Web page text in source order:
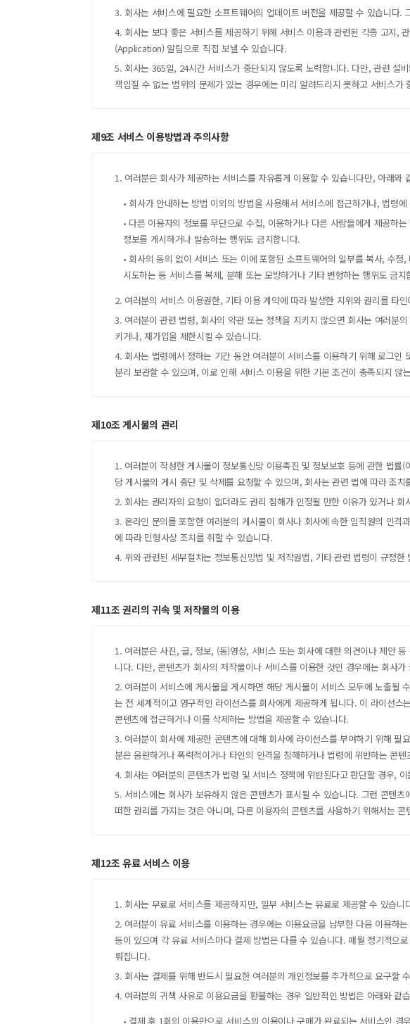
3. 회사는 서비스에 필요한 소프트웨어의 업데이트 버전을 제공할 수 있습니다
4. 회사는 보다 좋은 서비스를 제공하기 위해 서비스 이용과 관련된 각종 고지,
(Application) 알림으로 직접 보낼 수 있습니다.
5. 회사는 365일, 24시간 서비스가 중단되지 않도록 노력합니다. 다만, 관련 설
책임질 수 없는 범위의 문제가 있는 경우에는 미리 알려드리지 못하고 서비스가
제9조 서비스 이용방법과 주의사항
1. 여러분은 회사가 제공하는 서비스를 자유롭게 이용할 수 있습니다만, 아래와
• 회사가 안내하는 방법 이외의 방법을 사용해서 서비스에 접근하거나, 법령
• 다른 이용자의 정보를 무단으로 수집, 이용하거나 다른 사람들에게 제공하
정보를 게시하거나 발송하는 행위도 금지합니다.
• 회사의 동의 없이 서비스 또는 이에 포함된 소프트웨어의 일부를 복사, 수
시도하는 등 서비스를 복제, 분해 또는 모방하거나 기타 변형하는 행위도 금지
2. 여러분의 서비스 이용권한, 기타 이용 계약에 따라 발생한 지위와 권리를 타
3. 여러분이 관련 법령, 회사의 약관 또는 정책을 지키지 않으면 회사는 여러분
키거나, 재가입을 제한시킬 수 있습니다.
4. 회사는 법령에서 정하는 기간 동안 여러분이 서비스를 이용하기 위해 로그
분리 보관할 수 있으며, 이로 인해 서비스 이용을 위한 기본 조건이 충족되지 않
제10조 게시물의 관리
1. 여러분이 작성한 게시물이 정보통신망 이용촉진 및 정보보호 등에 관한 법률
당 게시물의 게시 중단 및 삭제를 요청할 수 있으며, 회사는 관련 법에 따라 조치
2. 회사는 권리자의 요청이 없더라도 권리 침해가 인정될 만한 이유가 있거나
3. 온라인 문의를 포함한 여러분의 게시물이 회사나 회사에 속한 임직원의 인
에 따라 민형사상 조치를 취할 수 있습니다.
4. 위와 관련된 세부절차는 정보통신망법 및 저작권법, 기타 관련 법령이 규정
제11조 권리의 귀속 및 저작물의 이용
1. 여러분은 사진, 글, 정보, (동)영상, 서비스 또는 회사에 대한 의견이나 제안
니다. 다만, 콘텐츠가 회사의 저작물이나 서비스를 이용한 것인 경우에는 회사가
2. 여러분이 서비스에 게시물을 게시하면 해당 게시물이 서비스 모두에 노출
는 전 세계적이고 영구적인 라이선스를 회사에게 제공하게 됩니다. 이 라이선
콘텐츠에 접근하거나 이를 삭제하는 방법을 제공할 수 있습니다.
3. 여러분이 회사에 제공한 콘텐츠에 대해 회사에 라이선스를 부여하기 위해
분은 음란하거나 폭력적이거나 타인의 인격을 침해하거나 법령에 위반하는 콘
4. 회사는 여러분의 콘텐츠가 법령 및 서비스 정책에 위반된다고 판단할 경우,
5. 서비스에는 회사가 보유하지 않은 콘텐츠가 표시될 수 있습니다. 그런 콘텐
떠한 권리를 가지는 것은 아니며, 다른 이용자의 콘텐츠를 사용하기 위해서는
제12조 유료 서비스 이용
1. 회사는 무료로 서비스를 제공하지만, 일부 서비스는 유료로 제공할 수 있습니
2. 여러분이 유료 서비스를 이용하는 경우에는 이용요금을 납부한 다음 이용하
등이 있으며 각 유료 서비스마다 결제 방법은 다를 수 있습니다. 매월 정기적으
뤄집니다.
3. 회사는 결제를 위해 반드시 필요한 여러분의 개인정보를 추가적으로 요구할
4. 여러분의 귀책 사유로 이용요금을 환불하는 경우 일반적인 방법은 아래와
• 결제 후 1회의 이용만으로 서비스의 이용이나 구매가 완료되는 서비스인
최근 이용 자료
내 문의/답변